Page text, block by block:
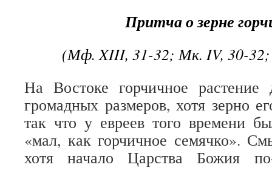
Притча о зерне
(Мф. XIII, 31-32; Мк. IV, 30-
На Востоке горчичное растение
громадных размеров, хотя зерно
так что у евреев того времени
«мал, как горчичное семячко».
хотя начало Царства Божия